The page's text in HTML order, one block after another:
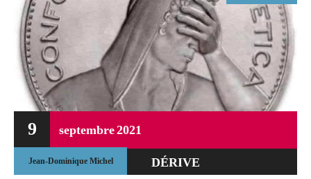
9 septembre2021
Jean-Dominique Michel
DÉRIVE